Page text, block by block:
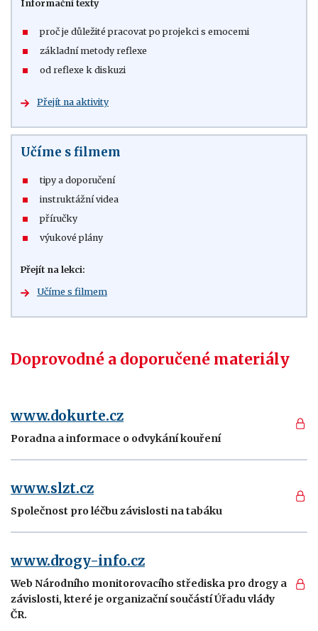
Informační texty
proč je důležité pracovat po projekci s emocemi
základní metody reflexe
od reflexe k diskuzi
Přejít na aktivity
Učíme s filmem
tipy a doporučení
instruktážní videa
příručky
výukové plány
Přejít na lekci:
Učíme s filmem
Doprovodné a doporučené materiály
www.dokurte.cz
Poradna a informace o odvykání kouření
www.slzt.cz
Společnost pro léčbu závislosti na tabáku
www.drogy-info.cz
Web Národního monitorovacího střediska pro drogy a
závislosti, které je organizační součástí Úřadu vlády
ČR.